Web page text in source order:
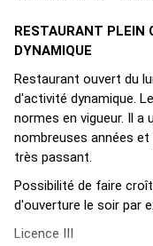
RESTAURANT PLEIN
DYNAMIQUE
Restaurant ouvert du
d'activité dynamique.
normes en vigueur. Il a
nombreuses années et
très passant.
Possibilité de faire
d'ouverture le soir par
Licence III